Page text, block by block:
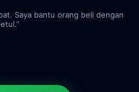
Saya bantu orang beli dengan